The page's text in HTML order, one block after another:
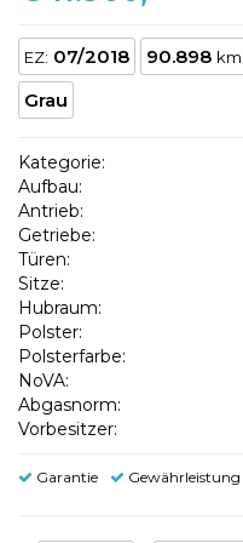
EZ: 07/2018 90.898 km
Grau
Kategorie:
Aufbau:
Antrieb:
Getriebe:
Türen:
Sitze:
Hubraum:
Polster:
Polsterfarbe:
NoVA:
Abgasnorm:
Vorbesitzer:
Garantie Gewährleistung